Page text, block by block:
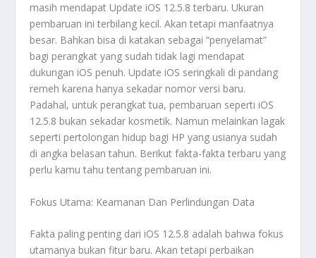
masih mendapat Update iOS 12.5.8 terbaru. Ukuran
pembaruan ini terbilang kecil. Akan tetapi manfaatnya
besar. Bahkan bisa di katakan sebagai “penyelamat”
bagi perangkat yang sudah tidak lagi mendapat
dukungan iOS penuh. Update iOS seringkali di pandang
remeh karena hanya sekadar nomor versi baru.
Padahal, untuk perangkat tua, pembaruan seperti iOS
12.5.8 bukan sekadar kosmetik. Namun melainkan lagak
seperti pertolongan hidup bagi HP yang usianya sudah
di angka belasan tahun. Berikut fakta-fakta terbaru yang
perlu kamu tahu tentang pembaruan ini.
Fokus Utama: Keamanan Dan Perlindungan Data
Fakta paling penting dari iOS 12.5.8 adalah bahwa fokus
utamanya bukan fitur baru. Akan tetapi perbaikan